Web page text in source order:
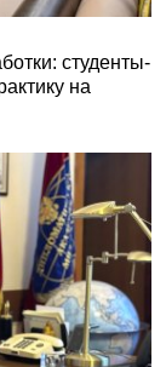
студенты-
на